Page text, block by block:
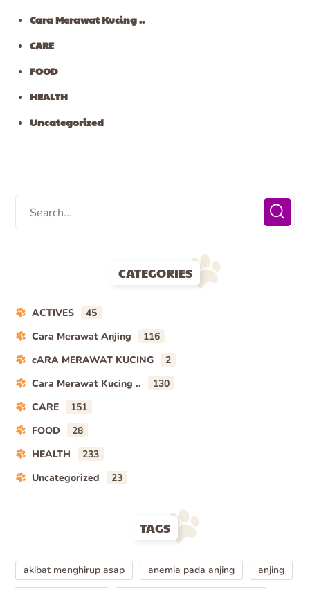
Cara Merawat Kucing ..
CARE
FOOD
HEALTH
Uncategorized
CATEGORIES
ACTIVES
45
Cara Merawat Anjing
116
cARA MERAWAT KUCING
2
Cara Merawat Kucing ..
130
CARE
151
FOOD
28
HEALTH
233
Uncategorized
23
TAGS
akibat menghirup asap anemia pada anjing
anjing